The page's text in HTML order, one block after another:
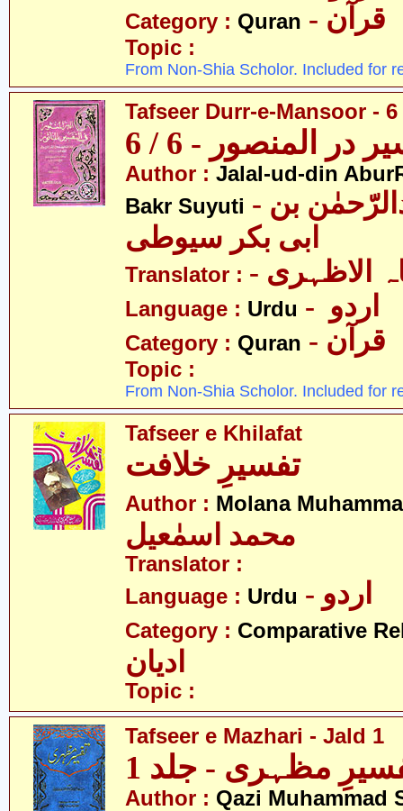
Category : Quran - قرآن
Topic :
From Non-Shia Scholor. Included for
Tafseer Durr-e-Mansoor -
در المنصور - 6 / 6
Author : Jalal-ud-din
Bakr Suyuti - جلال الدین عبدالرّحمٰن بن
ابی بکر سیوطی
Translator : الاظہری
Language : Urdu
Category : Quran - قرآن
Topic :
From Non-Shia Scholor. Included for
Tafseer e Khilafat
تفسیرِ خلافت
Author : Molana
محمد اسمٰعیل
Translator :
Language : Urdu - اردو
Category : Comparative
ادیان
Topic :
Tafseer e Mazhari - Jald 1
مظہری - جلد 1
Author : Qazi Muhammad